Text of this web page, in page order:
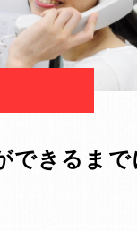
できるまで